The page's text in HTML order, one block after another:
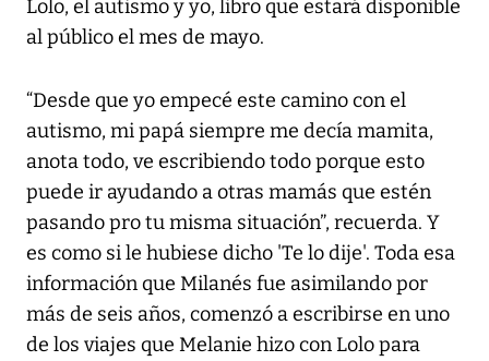
Lolo, el autismo y yo, libro que estará disponible
al público el mes de mayo.
“Desde que yo empecé este camino con el
autismo, mi papá siempre me decía mamita,
anota todo, ve escribiendo todo porque esto
puede ir ayudando a otras mamás que estén
pasando pro tu misma situación”, recuerda. Y
es como si le hubiese dicho 'Te lo dije'. Toda esa
información que Milanés fue asimilando por
más de seis años, comenzó a escribirse en uno
de los viajes que Melanie hizo con Lolo para